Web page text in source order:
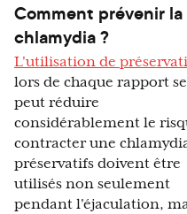
Comment prévenir la
chlamydia ?
L'utilisation de
lors de chaque rapport
peut réduire
considérablement le
contracter une
préservatifs doivent être
utilisés non seulement
pendant l'éjaculation,